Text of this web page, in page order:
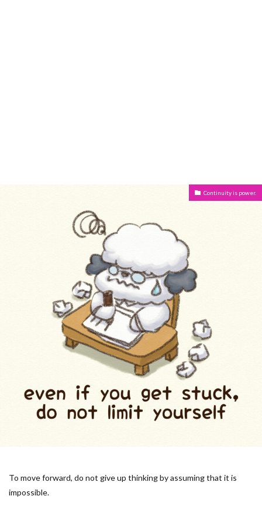
Continuity is power.
To move forward, do not give up thinking by assuming that it is
impossible.